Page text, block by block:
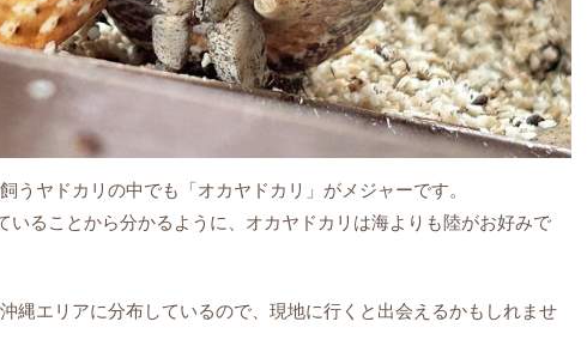
うヤドカリの中でも「オカヤドカリ」がメジャーです。
いることから分かるように、オカヤドカリは海よりも陸がお好みで
縄エリアに分布しているので、現地に行くと出会えるかもしれませ